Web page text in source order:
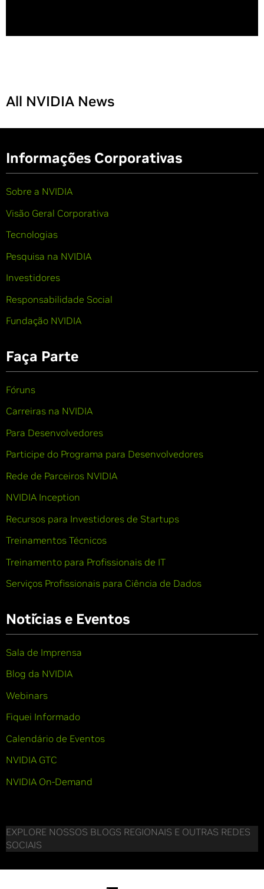
All NVIDIA News
Informações Corporativas
Sobre a NVIDIA
Visão Geral Corporativa
Tecnologias
Pesquisa na NVIDIA
Investidores
Responsabilidade Social
Fundação NVIDIA
Faça Parte
Fóruns
Carreiras na NVIDIA
Para Desenvolvedores
Participe do Programa para Desenvolvedores
Rede de Parceiros NVIDIA
NVIDIA Inception
Recursos para Investidores de Startups
Treinamentos Técnicos
Treinamento para Profissionais de IT
Serviços Profissionais para Ciência de Dados
Notícias e Eventos
Sala de Imprensa
Blog da NVIDIA
Webinars
Fiquei Informado
Calendário de Eventos
NVIDIA GTC
NVIDIA On-Demand
EXPLORE NOSSOS BLOGS REGIONAIS E OUTRAS REDES
SOCIAIS